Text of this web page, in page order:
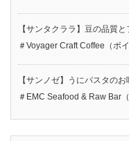
【サンタクララ】豆の品質
＃Voyager Craft Coffee（ボ
【サンノゼ】うにパスタの
＃EMC Seafood & Raw Bar